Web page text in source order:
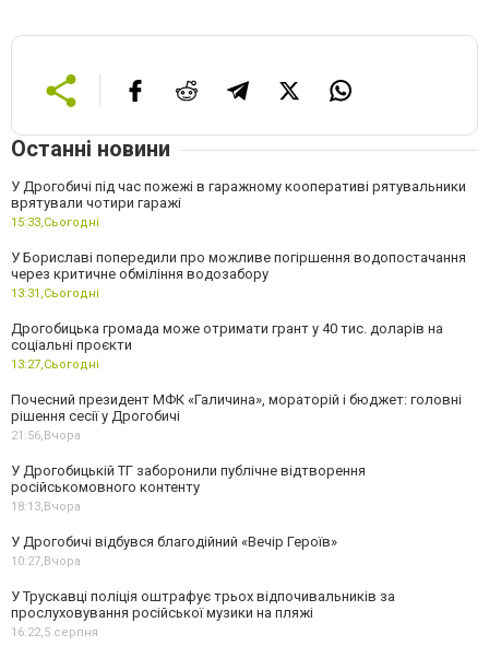
Останні новини
У Дрогобичі під час пожежі в гаражному кооперативі рятувальники
врятували чотири гаражі
15:33,Сьогодні
У Бориславі попередили про можливе погіршення водопостачання
через критичне обміління водозабору
13:31,Сьогодні
Дрогобицька громада може отримати грант у 40 тис. доларів на
соціальні проєкти
13:27,Сьогодні
Почесний президент МФК «Галичина», мораторій і бюджет: головні
рішення сесії у Дрогобичі
21:56,Вчора
У Дрогобицькій ТГ заборонили публічне відтворення
російськомовного контенту
18:13,Вчора
У Дрогобичі відбувся благодійний «Вечір Героїв»
10:27,Вчора
У Трускавці поліція оштрафує трьох відпочивальників за
прослуховування російської музики на пляжі
16:22,5 серпня